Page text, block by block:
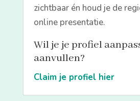
zichtbaar én houd je de
online presentatie.
Wil je je profiel
aanvullen?
Claim je profiel hier